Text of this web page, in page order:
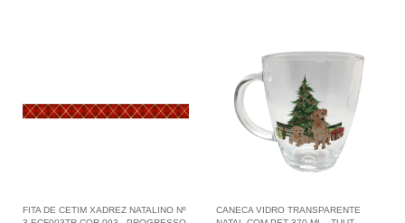
FITA DE CETIM XADREZ NATALINO Nº
CANECA VIDRO TRANSPARENTE